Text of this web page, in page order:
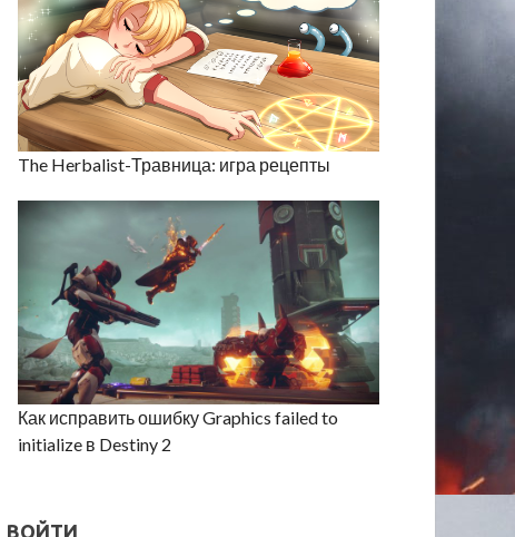
The Herbalist-Травница: игра рецепты
Как исправить ошибку Graphics failed to
initialize в Destiny 2
ВОЙТИ